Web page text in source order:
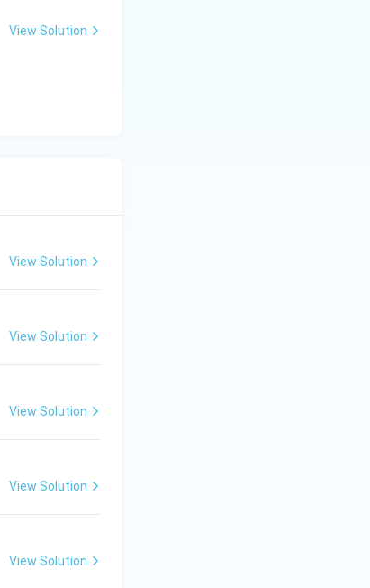
View Solution
View Solution
View Solution
View Solution
View Solution
View Solution